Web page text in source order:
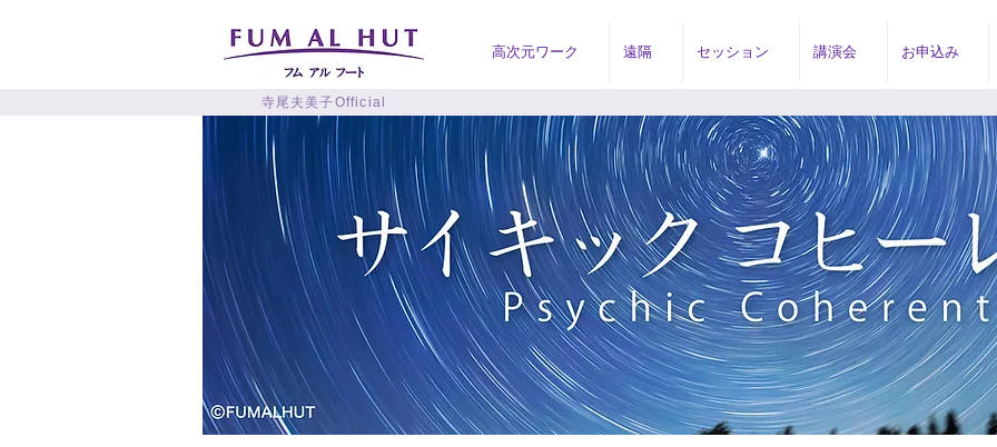
高次元ワーク 遠隔 セッション 講演会 お申込み
寺尾夫美子Official